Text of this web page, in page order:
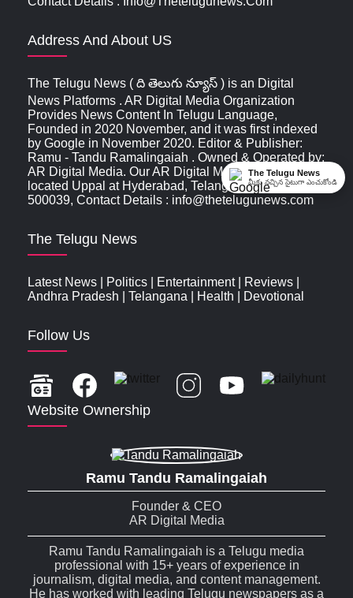
Address And About US
The Telugu News ( ది తెలుగు న్యూస్‌ ) is an Digital
News Platforms . AR Digital Media Organization
Provides News Content In Telugu Language,
Founded in 2020 November, and it was first indexed
by Google in November 2020. Editor & Publisher:
Ramu - Tandu Ramalingaiah . Owned & Operated by:
AR Digital Media. Our AR Digital Media Office is
located Uppal at Hyderabad, Telangana, India ,
500039, Contact Details : info@thetelugunews.com
The Telugu News
Latest News Politics Entertainment| Reviews
Andhra Pradesh
Telangana Health Devotional
Follow Us
Website Ownership
Ramu Tandu Ramalingaiah
Founder & CEO
AR Digital Media
Ramu Tandu Ramalingaiah is a Telugu media
professional with 15+ years of experience in
journalism, digital media, and content management.
He has worked with leading Telugu newspapers as a
The Telugu News
మీకు నచ్చిన సైటుగా ఎంచుకోండి